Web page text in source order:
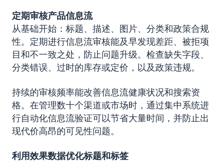
定期审核产品信息流
从基础开始：标题、描述、图片、分类和政策合规
性。定期进行信息流审核能及早发现差距、被拒项
目和不一致之处，防止问题升级。检查缺失字段、
分类错误、过时的库存或定价，以及政策违规。
持续的审核频率能改善信息流健康状况和搜索资
格。在管理数十个渠道或市场时，通过集中系统进
行自动化信息流验证可以节省大量时间，并防止出
现代价高昂的可见性问题。
利用效果数据优化标题和标签